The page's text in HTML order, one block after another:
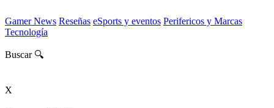
Gamer News Reseñas eSports y eventos Perifericos y Marcas
Tecnología
Buscar 🔍
X